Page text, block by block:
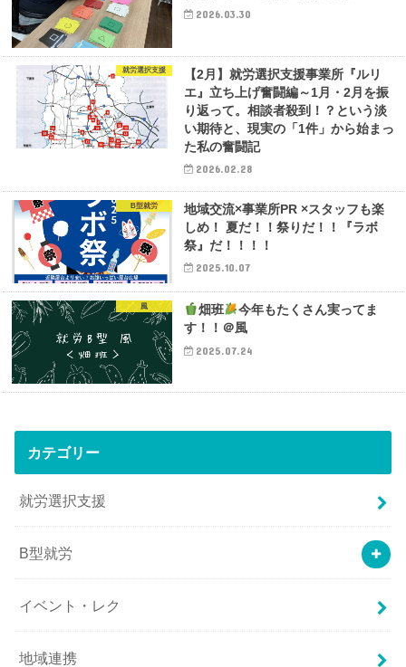
2026.03.30
就労選択支援
【2月】就労選択支援事業所『ルリ
エ』立ち上げ奮闘編～1月・2月を振
り返って。相談者殺到！？という淡
い期待と、現実の「1件」から始まっ
た私の奮闘記
2026.02.28
B型就労
地域交流×事業所PR ×スタッフも楽
しめ！ 夏だ！！祭りだ！！『ラボ
祭』だ！！！！
2025.10.07
風 畑班
今年もたくさん実ってま
す！！＠風
2025.07.24
カテゴリー
就労選択支援
B型就労
イベント・レク
地域連携